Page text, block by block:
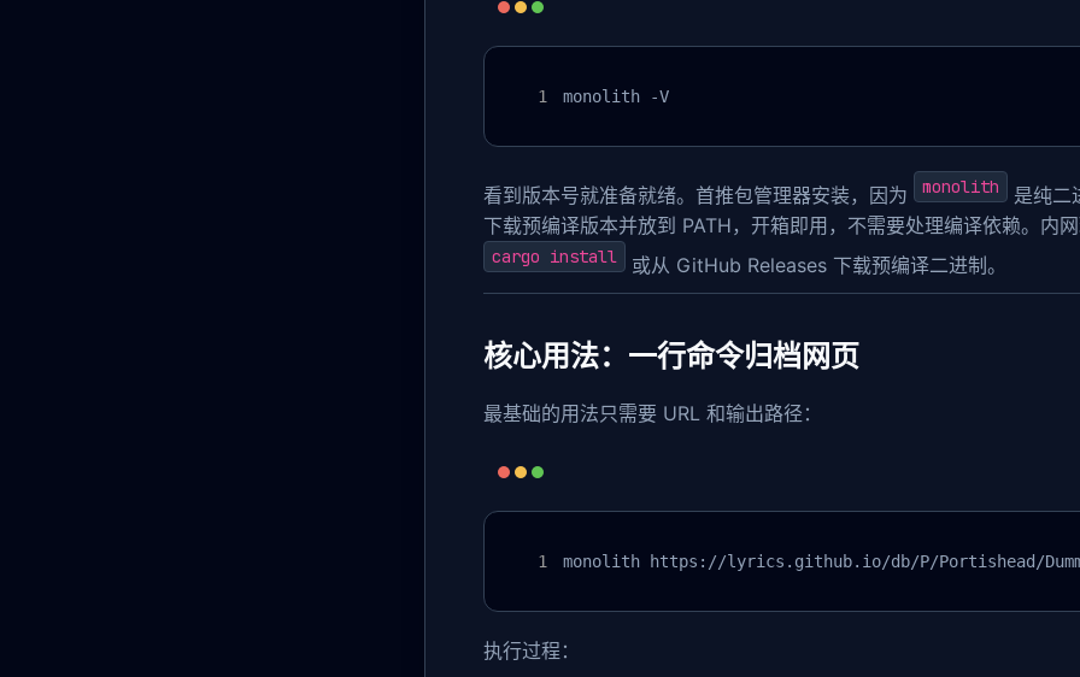
monolith -V
看到版本号就准备就绪。首推包管理器安装，因为 monolith 是纯二
下载预编译版本并放到 PATH，开箱即用，不需要处理编译依赖。内
cargo install 或从 GitHub Releases 下载预编译二进制。
核心用法：一行命令归档网页
最基础的用法只需要 URL 和输出路径：
monolith https://lyrics.github.io/db/P/Portishead/
执行过程：